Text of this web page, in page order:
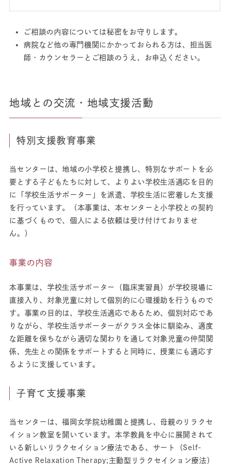
ご相談の内容については秘密をお守りします。
病院など他の専門機関にかかっておられる方は、担当医
師・カウンセラーとご相談のうえ、お申込ください。
地域との交流・地域支援活動
特別支援教育事業
当センターは、地域の小学校と提携し、特別なサポートを必
要とする子どもたちに対して、よりよい学校生活適応を目的
に「学校生活サポーター」を派遣、学校生活に密着した支援
を行っています。（本事業は、本センターと小学校との契約
に基づくもので、個人による依頼は受け付けておりませ
ん。）
事業の内容
本事業は、学校生活サポーター（臨床実習員）が学校現場に
直接入り、対象児童に対して個別的に心理援助を行うもので
す。事業の目的は、学校生活適応であるため、個別対応であ
りながら、学校生活サポーターがクラス全体に馴染み、適度
な距離を保ちながら適切な関わりを通して対象児童の仲間関
係、先生との関係をサポートすると同時に、授業にも適応す
るように支援しています。
子育て支援事業
当センターは、福岡女学院幼稚園と提携し、母親のリラクセ
イション教室を開いています。本学教員を中心に展開されて
いる新しいリラクセイション療法である、サート（Self-
Active Relaxation Therapy;主動型リラクセイション療法）